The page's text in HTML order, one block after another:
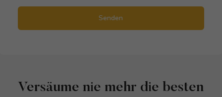
Senden
Versäume nie mehr die besten